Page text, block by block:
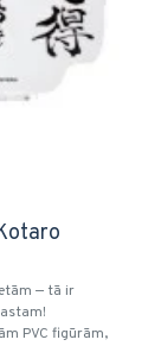
— tā ir
PVC figūrām,